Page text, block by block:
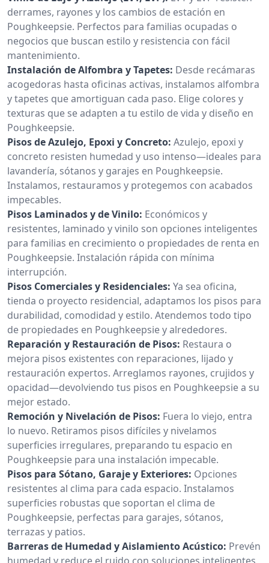
derrames, rayones y los cambios de estación en
Poughkeepsie. Perfectos para familias ocupadas o
negocios que buscan estilo y resistencia con fácil
mantenimiento.
Instalación de Alfombra y Tapetes: Desde recámaras
acogedoras hasta oficinas activas, instalamos alfombra
y tapetes que amortiguan cada paso. Elige colores y
texturas que se adapten a tu estilo de vida y diseño en
Poughkeepsie.
Pisos de Azulejo, Epoxi y Concreto: Azulejo, epoxi y
concreto resisten humedad y uso intenso—ideales para
lavandería, sótanos y garajes en Poughkeepsie.
Instalamos, restauramos y protegemos con acabados
impecables.
Pisos Laminados y de Vinilo: Económicos y
resistentes, laminado y vinilo son opciones inteligentes
para familias en crecimiento o propiedades de renta en
Poughkeepsie. Instalación rápida con mínima
interrupción.
Pisos Comerciales y Residenciales: Ya sea oficina,
tienda o proyecto residencial, adaptamos los pisos para
durabilidad, comodidad y estilo. Atendemos todo tipo
de propiedades en Poughkeepsie y alrededores.
Reparación y Restauración de Pisos: Restaura o
mejora pisos existentes con reparaciones, lijado y
restauración expertos. Arreglamos rayones, crujidos y
opacidad—devolviendo tus pisos en Poughkeepsie a su
mejor estado.
Remoción y Nivelación de Pisos: Fuera lo viejo, entra
lo nuevo. Retiramos pisos difíciles y nivelamos
superficies irregulares, preparando tu espacio en
Poughkeepsie para una instalación impecable.
Pisos para Sótano, Garaje y Exteriores: Opciones
resistentes al clima para cada espacio. Instalamos
superficies robustas que soportan el clima de
Poughkeepsie, perfectas para garajes, sótanos,
terrazas y patios.
Barreras de Humedad y Aislamiento Acústico: Prevén